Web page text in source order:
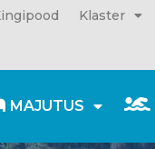
Klaster
MAJUTUS